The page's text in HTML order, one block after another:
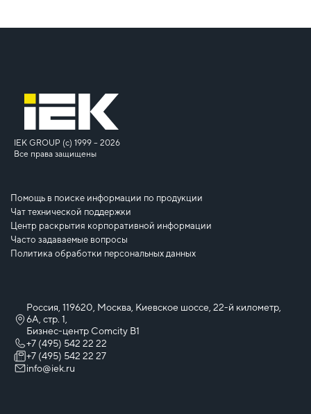
IEK GROUP (c) 1999 – 2026
Все права защищены
Помощь в поиске информации по продукции
Чат технической поддержки
Центр раскрытия корпоративной информации
Часто задаваемые вопросы
Политика обработки персональных данных
Россия, 119620, Москва, Киевское шоссе, 22-й километр,
6А, стр. 1,
Бизнес-центр Comcity B1
+7 (495) 542 22 22
+7 (495) 542 22 27
info@iek.ru